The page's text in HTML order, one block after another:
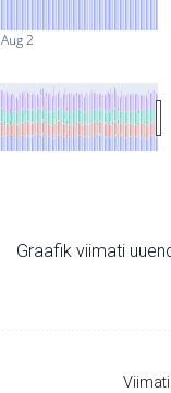
Aug 2
Graafik viimati